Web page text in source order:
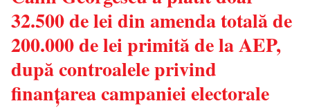
32.500 de lei din amenda totală de
200.000 de lei primită de la AEP,
după controalele privind
finanțarea campaniei electorale